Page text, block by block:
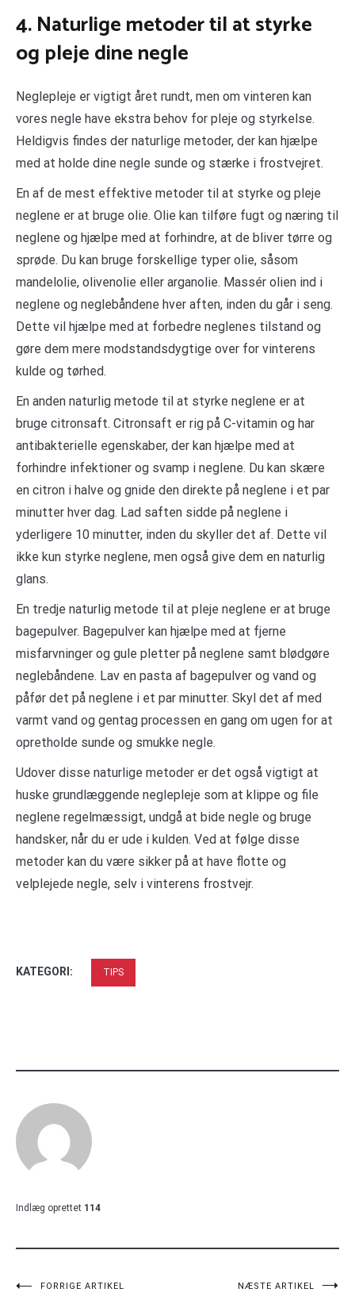
4. Naturlige metoder til at styrke
og pleje dine negle
Neglepleje er vigtigt året rundt, men om vinteren kan
vores negle have ekstra behov for pleje og styrkelse.
Heldigvis findes der naturlige metoder, der kan hjælpe
med at holde dine negle sunde og stærke i frostvejret.
En af de mest effektive metoder til at styrke og pleje
neglene er at bruge olie. Olie kan tilføre fugt og næring til
neglene og hjælpe med at forhindre, at de bliver tørre og
sprøde. Du kan bruge forskellige typer olie, såsom
mandelolie, olivenolie eller arganolie. Massér olien ind i
neglene og neglebåndene hver aften, inden du går i seng.
Dette vil hjælpe med at forbedre neglenes tilstand og
gøre dem mere modstandsdygtige over for vinterens
kulde og tørhed.
En anden naturlig metode til at styrke neglene er at
bruge citronsaft. Citronsaft er rig på C-vitamin og har
antibakterielle egenskaber, der kan hjælpe med at
forhindre infektioner og svamp i neglene. Du kan skære
en citron i halve og gnide den direkte på neglene i et par
minutter hver dag. Lad saften sidde på neglene i
yderligere 10 minutter, inden du skyller det af. Dette vil
ikke kun styrke neglene, men også give dem en naturlig
glans.
En tredje naturlig metode til at pleje neglene er at bruge
bagepulver. Bagepulver kan hjælpe med at fjerne
misfarvninger og gule pletter på neglene samt blødgøre
neglebåndene. Lav en pasta af bagepulver og vand og
påfør det på neglene i et par minutter. Skyl det af med
varmt vand og gentag processen en gang om ugen for at
opretholde sunde og smukke negle.
Udover disse naturlige metoder er det også vigtigt at
huske grundlæggende neglepleje som at klippe og file
neglene regelmæssigt, undgå at bide negle og bruge
handsker, når du er ude i kulden. Ved at følge disse
metoder kan du være sikker på at have flotte og
velplejede negle, selv i vinterens frostvejr.
KATEGORI: TIPS
Indlæg oprettet 114
FORRIGE ARTIKEL NÆSTE ARTIKEL